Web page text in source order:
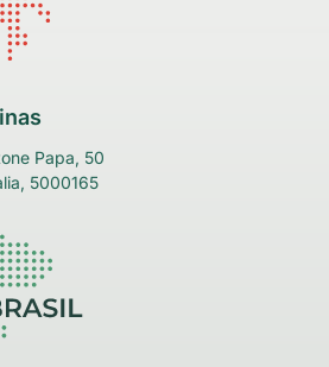
Papa, 50
5000165